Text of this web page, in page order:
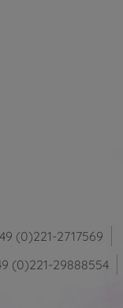
(0)221-2717569
(0)221-29888554